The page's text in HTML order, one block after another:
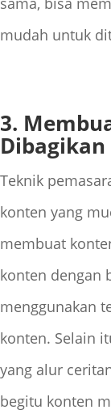
mudah untuk
3.
Dibagikan
Teknik
konten yang
membuat
konten dengan
menggunakan
konten. Selain
yang alur
begitu konten